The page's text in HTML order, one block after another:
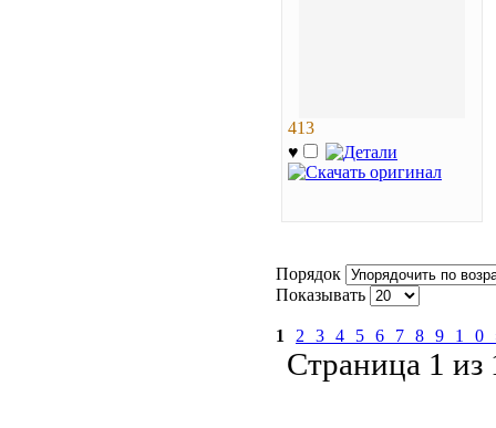
413
♥
Порядок
Показывать
1 2 3 4 5 6 7 8 9 10
Страница 1 из